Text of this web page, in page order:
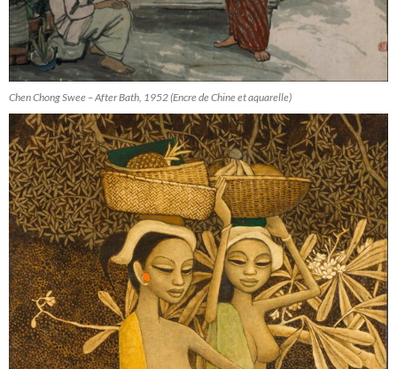
Chen Chong Swee – After Bath, 1952 (Encre de Chine et aquarelle)